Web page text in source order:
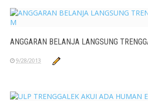
ANGGARAN BELANJA LANGSUNG
9/28/2013